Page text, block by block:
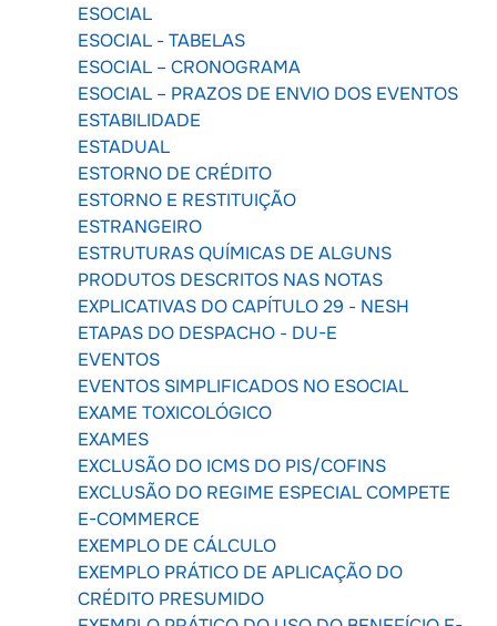
ESOCIAL
ESOCIAL - TABELAS
ESOCIAL – CRONOGRAMA
ESOCIAL – PRAZOS DE ENVIO DOS EVENTOS
ESTABILIDADE
ESTADUAL
ESTORNO DE CRÉDITO
ESTORNO E RESTITUIÇÃO
ESTRANGEIRO
ESTRUTURAS QUÍMICAS DE ALGUNS
PRODUTOS DESCRITOS NAS NOTAS
EXPLICATIVAS DO CAPÍTULO 29 - NESH
ETAPAS DO DESPACHO - DU-E
EVENTOS
EVENTOS SIMPLIFICADOS NO ESOCIAL
EXAME TOXICOLÓGICO
EXAMES
EXCLUSÃO DO ICMS DO PIS/COFINS
EXCLUSÃO DO REGIME ESPECIAL COMPETE
E-COMMERCE
EXEMPLO DE CÁLCULO
EXEMPLO PRÁTICO DE APLICAÇÃO DO
CRÉDITO PRESUMIDO